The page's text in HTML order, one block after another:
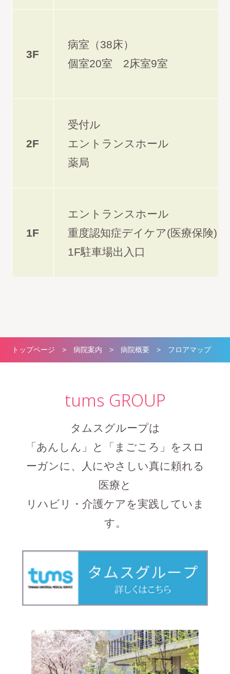
回復期リハビリテーション病棟
ー 摂食・嚥下機能への取り組み
地域包括ケア病棟
重度認知症デイケア
各種お知らせ
タムスさくら基金
プライバシーポリシー
外来診療のご案内
外来診療時間
9:00～
12:00
9:00～
16:00
外来リハビリテーション：予約制
3F
病室（38床）
個室20室 2床室9室
2F
受付ル
エントランスホール
薬局
1F
エントランスホール
重度認知症デイケア(医療保険)
1F駐車場出入口
トップページ >病院案内 >病院概要 > フロアマップ
tums GROUP
タムスグループは
「あんしん」と「まごころ」をスロ
ーガンに、人にやさしい真に頼れる
医療と
リハビリ・介護ケアを実践していま
す。